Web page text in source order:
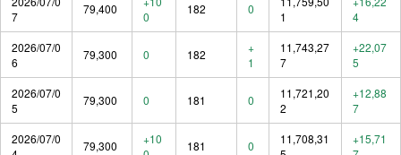
7
79,400
0
182 0
1
4
2026/07/0
6
79,300 0 182
+
1
11,743,27
7
+22,07
5
2026/07/0
5
79,300 0 181 0
11,721,20
2
+12,88
7
2026/07/0
79,300
+10
181 0
11,708,31
+15,71